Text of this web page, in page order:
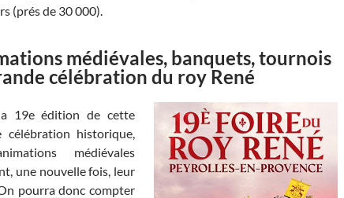
(prés de 30 000).
médiévales, banquets, tournois
célébration du roy René
19e édition de cette
célébration historique,
médiévales
une nouvelle fois, leur
pourra donc compter